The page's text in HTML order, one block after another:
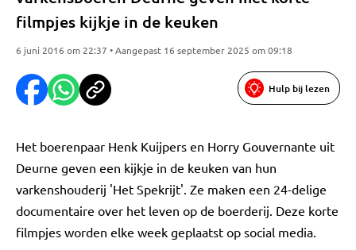
filmpjes kijkje in de keuken
6 juni 2016 om 22:37 • Aangepast 16 september 2025 om 09:18
Hulp bij lezen
Het boerenpaar Henk Kuijpers en Horry Gouvernante uit
Deurne geven een kijkje in de keuken van hun
varkenshouderij 'Het Spekrijt'. Ze maken een 24-delige
documentaire over het leven op de boerderij. Deze korte
filmpjes worden elke week geplaatst op social media.